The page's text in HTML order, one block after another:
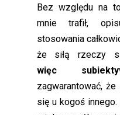
Bez względu na
mnie trafił,
stosowania
że siłą rzeczy
więc
zagwarantować,
się u kogoś